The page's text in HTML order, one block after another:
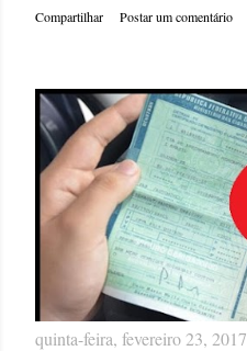
Compartilhar Postar um comentário
quinta-feira, fevereiro 23, 2017